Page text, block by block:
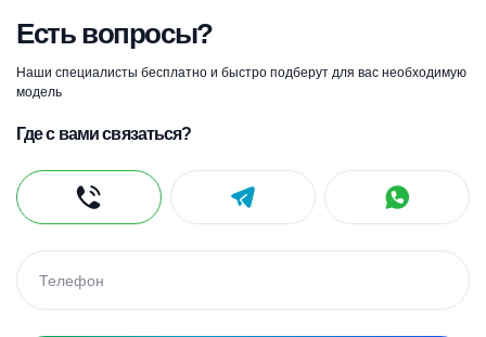
Есть вопросы?
Наши специалисты бесплатно и быстро подберут для вас необходимую
модель
Где с вами связаться?